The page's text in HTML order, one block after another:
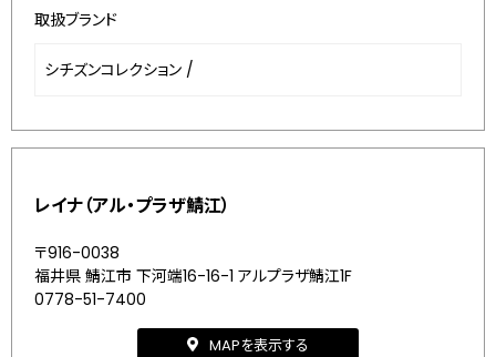
取扱ブランド
シチズンコレクション /
レイナ（アル・プラザ鯖江）
〒916-0038
福井県 鯖江市 下河端16-16-1 アルプラザ鯖江1F
0778-51-7400
MAPを表示する